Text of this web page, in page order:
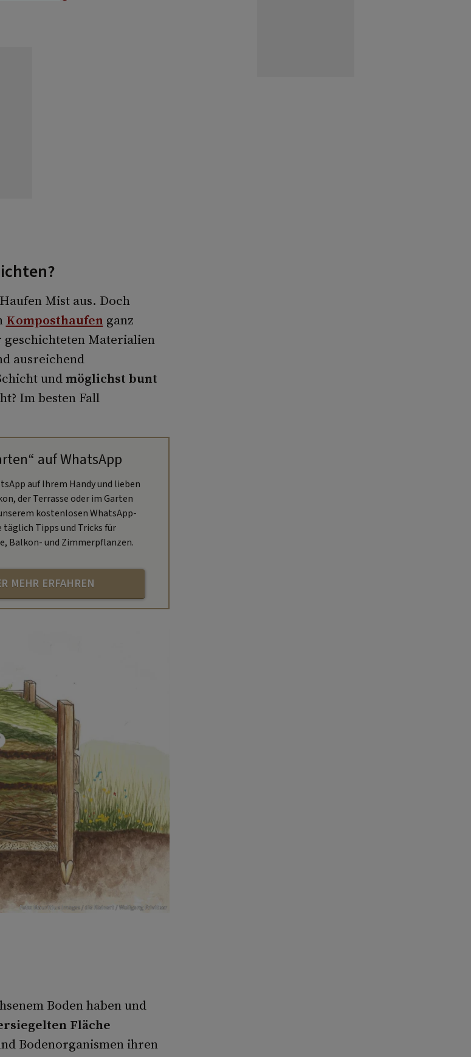
Mist aus. Doch
Komposthaufenganz
geschichteten Materialien
ausreichend
undmöglichst bunt
Im besten Fall
auf WhatsApp
auf Ihrem Handy und lieben
der Terrasse oder im Garten
kostenlosen WhatsApp-
täglich Tipps und Tricks für
Balkon- und Zimmerpflanzen.
MEHR ERFAHREN
Foto: Mauritius Images / die Kleinert / Wolfgang Privitzer
Boden haben und
Fläche
Bodenorganismen ihren